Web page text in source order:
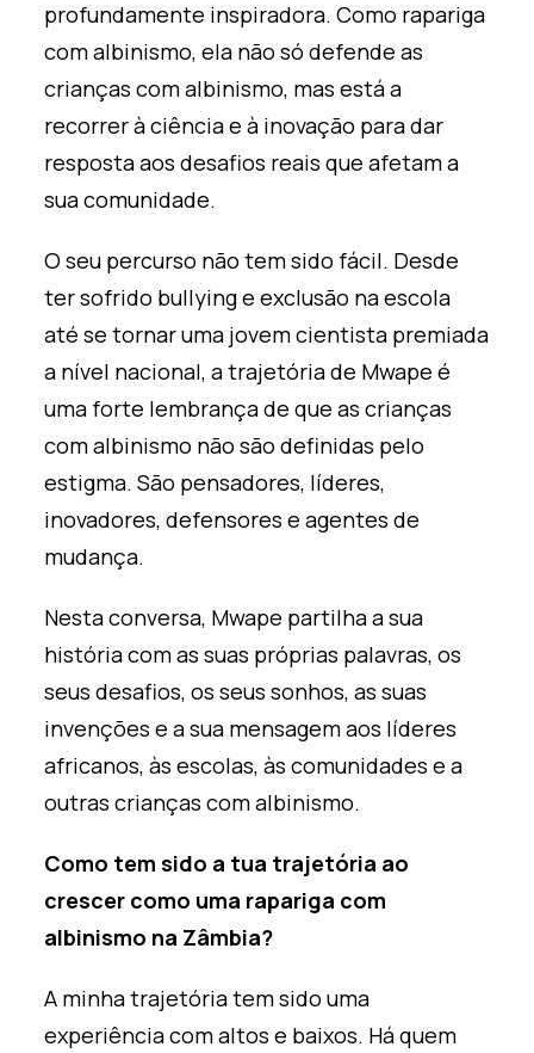
profundamente inspiradora. Como rapariga
com albinismo, ela não só defende as
crianças com albinismo, mas está a
recorrer à ciência e à inovação para dar
resposta aos desafios reais que afetam a
sua comunidade.
O seu percurso não tem sido fácil. Desde
ter sofrido bullying e exclusão na escola
até se tornar uma jovem cientista premiada
a nível nacional, a trajetória de Mwape é
uma forte lembrança de que as crianças
com albinismo não são definidas pelo
estigma. São pensadores, líderes,
inovadores, defensores e agentes de
mudança.
Nesta conversa, Mwape partilha a sua
história com as suas próprias palavras, os
seus desafios, os seus sonhos, as suas
invenções e a sua mensagem aos líderes
africanos, às escolas, às comunidades e a
outras crianças com albinismo.
Como tem sido a tua trajetória ao
crescer como uma rapariga com
albinismo na Zâmbia?
A minha trajetória tem sido uma
experiência com altos e baixos. Há quem